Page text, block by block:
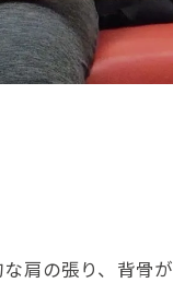
肩の張り、背骨